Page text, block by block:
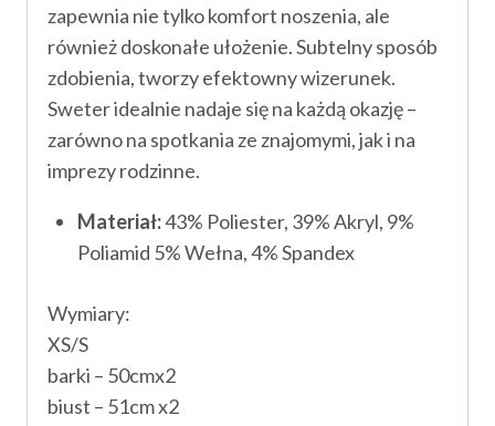
zapewnia nie tylko komfort noszenia, ale
również doskonałe ułożenie. Subtelny sposób
zdobienia, tworzy efektowny wizerunek.
Sweter idealnie nadaje się na każdą okazję –
zarówno na spotkania ze znajomymi, jak i na
imprezy rodzinne.
Materiał:43% Poliester, 39% Akryl, 9%
Poliamid 5% Wełna, 4% Spandex
Wymiary:
XS/S
barki – 50cmx2
biust – 51cm x2